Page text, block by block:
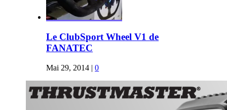
Le ClubSport Wheel V1 de
FANATEC
Mai 29, 2014 |0